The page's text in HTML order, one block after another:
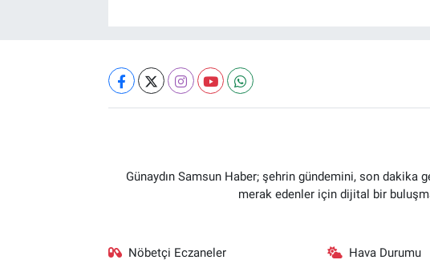
Günaydın Samsun Haber; şehrin gündemini, son dakika
merak edenler için dijital bir
Nöbetçi Eczaneler Hava Durumu